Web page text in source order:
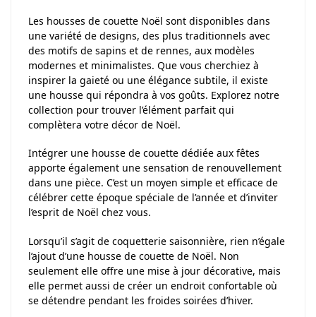
Les housses de couette Noël sont disponibles dans
une variété de designs, des plus traditionnels avec
des motifs de sapins et de rennes, aux modèles
modernes et minimalistes. Que vous cherchiez à
inspirer la gaieté ou une élégance subtile, il existe
une housse qui répondra à vos goûts. Explorez notre
collection pour trouver l’élément parfait qui
complètera votre décor de Noël.
Intégrer une housse de couette dédiée aux fêtes
apporte également une sensation de renouvellement
dans une pièce. C’est un moyen simple et efficace de
célébrer cette époque spéciale de l’année et d’inviter
l’esprit de Noël chez vous.
Lorsqu’il s’agit de coquetterie saisonnière, rien n’égale
l’ajout d’une housse de couette de Noël. Non
seulement elle offre une mise à jour décorative, mais
elle permet aussi de créer un endroit confortable où
se détendre pendant les froides soirées d’hiver.